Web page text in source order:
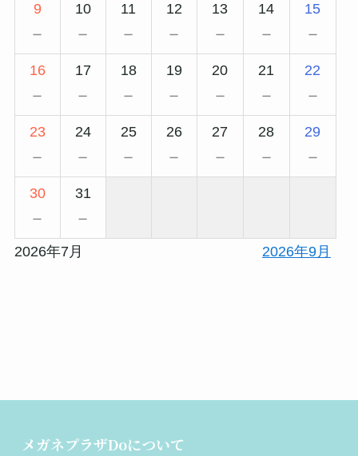
9
－
10
－
11
－
12
－
13
－
14
－
15
－
16
－
17
－
18
－
19
－
20
－
21
－
22
－
23
－
24
－
25
－
26
－
27
－
28
－
29
－
30
－
31
－
2026年7月 2026年9月
メガネプラザDoについて